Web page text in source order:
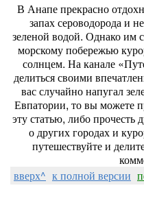
В Анапе прекрасно
запах сероводорода и
зеленой водой. Однако им
морскому побережью
солнцем. На канале
делиться своими
вас случайно напугал
Евпатории, то вы можете
эту статью, либо прочесть
о других городах и
путешествуйте и
вверх^ к полной версии